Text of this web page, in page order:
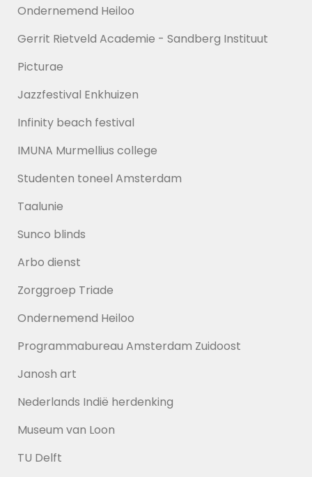
Ondernemend Heiloo
Gerrit Rietveld Academie - Sandberg Instituut
Picturae
Jazzfestival Enkhuizen
Infinity beach festival
IMUNA Murmellius college
Studenten toneel Amsterdam
Taalunie
Sunco blinds
Arbo dienst
Zorggroep Triade
Ondernemend Heiloo
Programmabureau Amsterdam Zuidoost
Janosh art
Nederlands Indië herdenking
Museum van Loon
TU Delft